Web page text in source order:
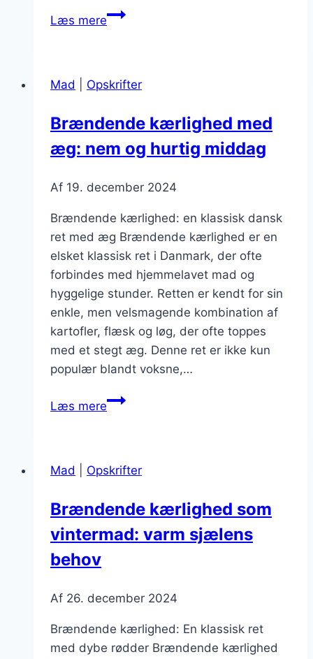
Læs mereBrændende
til
hurtig
middag
Mad Opskrifter
Brændende kærlighed med
æg: nem og hurtig middag
Af 19. december 2024
Brændende kærlighed: en klassisk dansk
ret med æg Brændende kærlighed er en
elsket klassisk ret i Danmark, der ofte
forbindes med hjemmelavet mad og
hyggelige stunder. Retten er kendt for sin
enkle, men velsmagende kombination af
kartofler, flæsk og løg, der ofte toppes
med et stegt æg. Denne ret er ikke kun
populær blandt voksne,…
Læs mereBrændende
nem
hurtig
middag
Mad Opskrifter
Brændende kærlighed som
vintermad: varm sjælens
behov
Af 26. december 2024
Brændende kærlighed: En klassisk ret
med dybe rødder Brændende kærlighed